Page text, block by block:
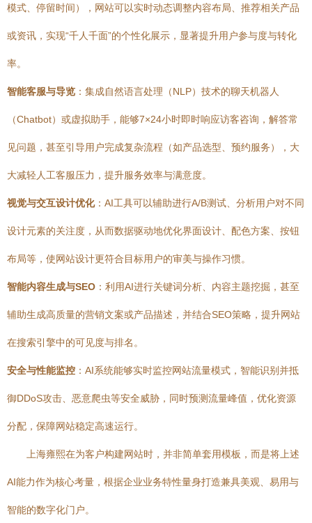
模式、停留时间），网站可以实时动态调整内容布局、推荐相关产品
或资讯，实现“千人千面”的个性化展示，显著提升用户参与度与转化
率。
智能客服与导览 ：集成自然语言处理（NLP）技术的聊天机器人
（Chatbot）或虚拟助手，能够7×24小时即时响应访客咨询，解答常
见问题，甚至引导用户完成复杂流程（如产品选型、预约服务），大
大减轻人工客服压力，提升服务效率与满意度。
视觉与交互设计优化：AI工具可以辅助进行A/B测试、分析用户对不同
设计元素的关注度，从而数据驱动地优化界面设计、配色方案、按钮
布局等，使网站设计更符合目标用户的审美与操作习惯。
智能内容生成与SEO ：利用AI进行关键词分析、内容主题挖掘，甚至
辅助生成高质量的营销文案或产品描述，并结合SEO策略，提升网站
在搜索引擎中的可见度与排名。
安全与性能监控 ：AI系统能够实时监控网站流量模式，智能识别并抵
御DDoS攻击、恶意爬虫等安全威胁，同时预测流量峰值，优化资源
分配，保障网站稳定高速运行。
上海雍熙在为客户构建网站时，并非简单套用模板，而是将上述
AI能力作为核心考量，根据企业业务特性量身打造兼具美观、易用与
智能的数字化门户。